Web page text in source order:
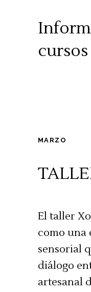
cursos
MARZO
El taller
como una
sensorial
diálogo
artesanal